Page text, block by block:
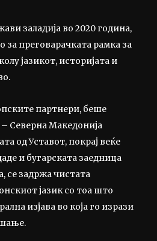
заладија во 2020 година,
за преговарачката рамка за
јазикот, историјата и
партнери, беше
Северна Македонија
од Уставот, покрај веќе
и бугарската заедница
се задржа чистата
јазик со тоа што
изјава во која го изрази